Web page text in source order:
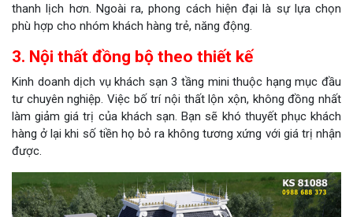
thanh lịch hơn. Ngoài ra, phong cách hiện đại là sự lựa chọn
phù hợp cho nhóm khách hàng trẻ, năng động.
3. Nội thất đồng bộ theo thiết kế
Kinh doanh dịch vụ khách sạn 3 tầng mini thuộc hạng mục đầu
tư chuyên nghiệp. Việc bố trí nội thất lộn xộn, không đồng nhất
làm giảm giá trị của khách sạn. Bạn sẽ khó thuyết phục khách
hàng ở lại khi số tiền họ bỏ ra không tương xứng với giá trị nhận
được.